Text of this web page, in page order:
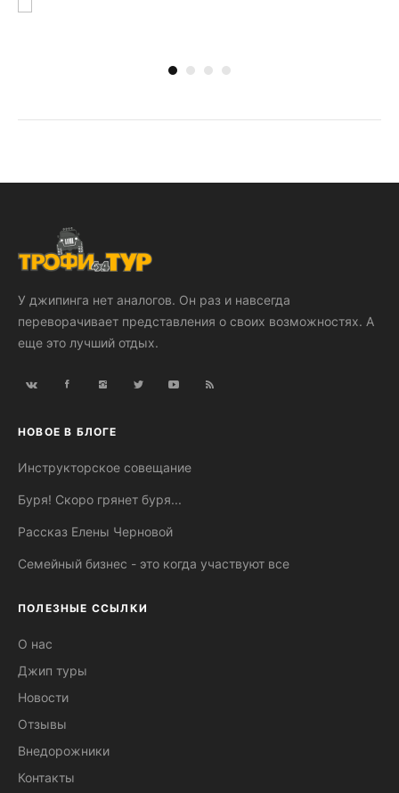
У джипинга нет аналогов. Он раз и навсегда
переворачивает представления о своих возможностях. А
еще это лучший отдых.
НОВОЕ В БЛОГЕ
Инструкторское совещание
Буря! Скоро грянет буря...
Рассказ Елены Черновой
Семейный бизнес - это когда участвуют все
ПОЛЕЗНЫЕ ССЫЛКИ
О нас
Джип туры
Новости
Отзывы
Внедорожники
Контакты